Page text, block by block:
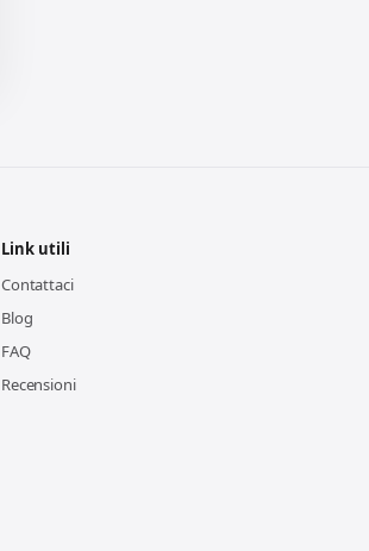
Link utili
Contattaci
Blog
FAQ
Recensioni